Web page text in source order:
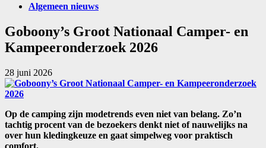
Algemeen nieuws
Goboony’s Groot Nationaal Camper- en
Kampeeronderzoek 2026
28 juni 2026
Op de camping zijn modetrends even niet van belang. Zo’n
tachtig procent van de bezoekers denkt niet of nauwelijks na
over hun kledingkeuze en gaat simpelweg voor praktisch
comfort.